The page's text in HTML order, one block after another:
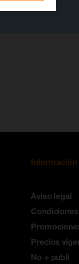
Información
Aviso legal
Precios
No + publi